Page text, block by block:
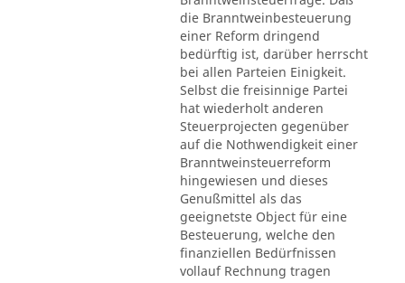
die Branntweinbesteuerung
einer Reform dringend
bedürftig ist, darüber herrscht
bei allen Parteien Einigkeit.
Selbst die freisinnige Partei
hat wiederholt anderen
Steuerprojecten gegenüber
auf die Nothwendigkeit einer
Branntweinsteuerreform
hingewiesen und dieses
Genußmittel als das
geeignetste Object für eine
Besteuerung, welche den
finanziellen Bedürfnissen
vollauf Rechnung tragen